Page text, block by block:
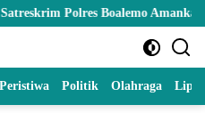
Boalemo Amankan Mobil Pick
Peristiwa Politik Olahraga